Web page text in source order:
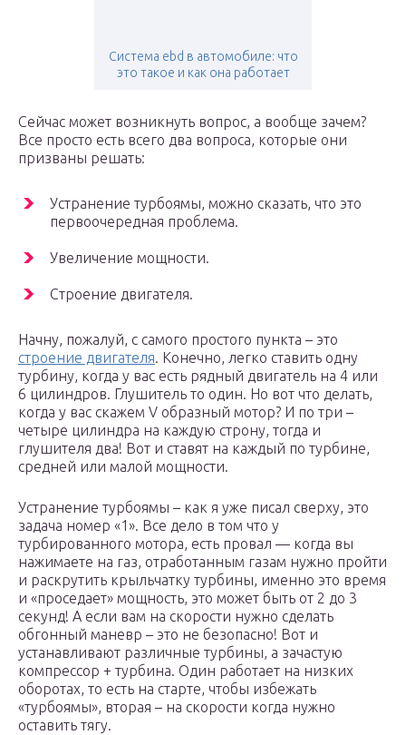
Система ebd в автомобиле: что
это такое и как она работает
Сейчас может возникнуть вопрос, а вообще зачем?
Все просто есть всего два вопроса, которые они
призваны решать:
Устранение турбоямы, можно сказать, что это
первоочередная проблема.
Увеличение мощности.
Строение двигателя.
Начну, пожалуй, с самого простого пункта – это
строение двигателя. Конечно, легко ставить одну
турбину, когда у вас есть рядный двигатель на 4 или
6 цилиндров. Глушитель то один. Но вот что делать,
когда у вас скажем V образный мотор? И по три –
четыре цилиндра на каждую строну, тогда и
глушителя два! Вот и ставят на каждый по турбине,
средней или малой мощности.
Устранение турбоямы – как я уже писал сверху, это
задача номер «1». Все дело в том что у
турбированного мотора, есть провал — когда вы
нажимаете на газ, отработанным газам нужно пройти
и раскрутить крыльчатку турбины, именно это время
и «проседает» мощность, это может быть от 2 до 3
секунд! А если вам на скорости нужно сделать
обгонный маневр – это не безопасно! Вот и
устанавливают различные турбины, а зачастую
компрессор + турбина. Один работает на низких
оборотах, то есть на старте, чтобы избежать
«турбоямы», вторая – на скорости когда нужно
оставить тягу.